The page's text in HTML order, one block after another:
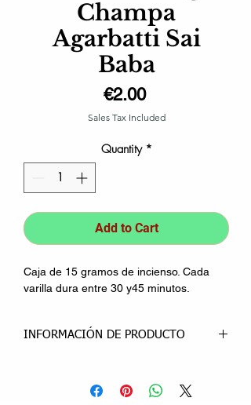
Champa
Agarbatti Sai
Baba
€2.00Price
Sales Tax Included
Quantity *
Add to Cart
Caja de 15 gramos de incienso. Cada
varilla dura entre 30 y45 minutos.
INFORMACIÓN DE PRODUCTO
Nag Champa Agarbatti Satya Sai Baba
o incienso aromaterapia sai baba, se